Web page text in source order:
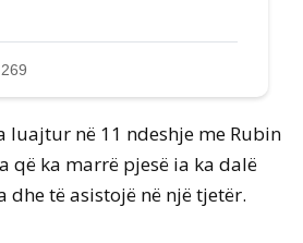
luajtur në 11 ndeshje me Rubin
që ka marrë pjesë ia ka dalë
dhe të asistojë në një tjetër.